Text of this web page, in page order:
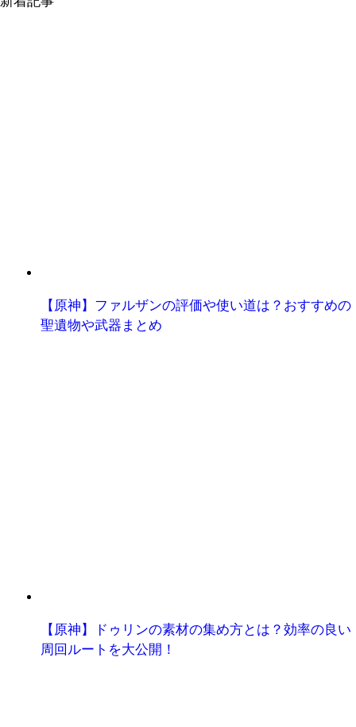
【原神】ファルザンの評価や使い道は？おすすめの
聖遺物や武器まとめ
【原神】ドゥリンの素材の集め方とは？効率の良い
周回ルートを大公開！